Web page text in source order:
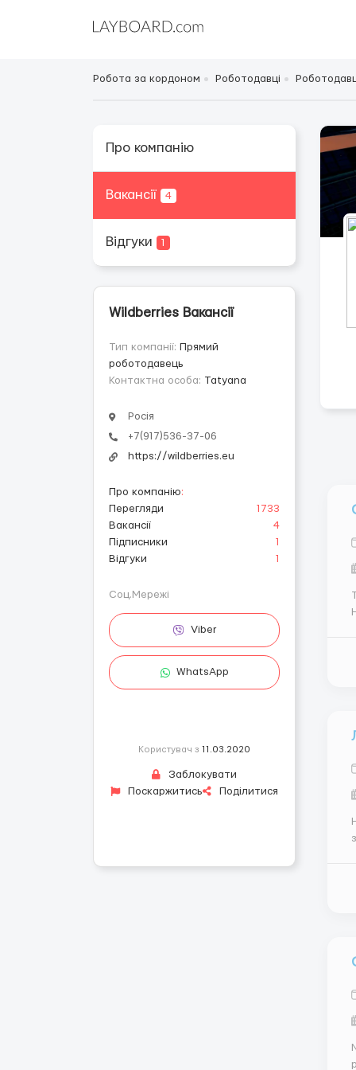
Робота за кордоном Роботодавці
Про компанію
Вакансії 4
Відгуки 1
Wildberries Вакансії
Тип компанії: Прямий
роботодавець
Контактна особа: Tatyana
Росія
+7(917)536-37-06
https://wildberries.eu
Про компанію:
Перегляди
1733
Вакансії
4
Підписники
1
Відгуки
1
Соц.Мережі
Viber
WhatsApp
Користувач з 11.03.2020
Заблокувати
Поскаржитись
Поділитися